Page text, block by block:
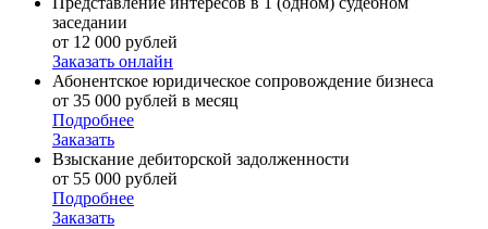
заседании
от 12 000 рублей
Заказать онлайн
Абонентское юридическое сопровождение бизнеса
от 35 000 рублей в месяц
Подробнее
Заказать
Взыскание дебиторской задолженности
от 55 000 рублей
Подробнее
Заказать